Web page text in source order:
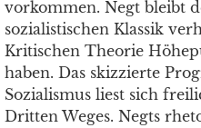
vorkommen. Negt bleibt
sozialistischen Klassik
Kritischen Theorie
haben. Das skizzierte
Sozialismus liest sich
Dritten Weges. Negts